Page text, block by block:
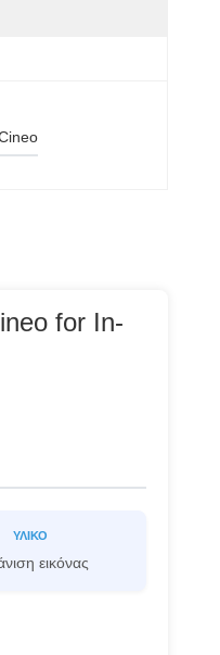
for In-
ΥΛΙΚΌ
εικόνας